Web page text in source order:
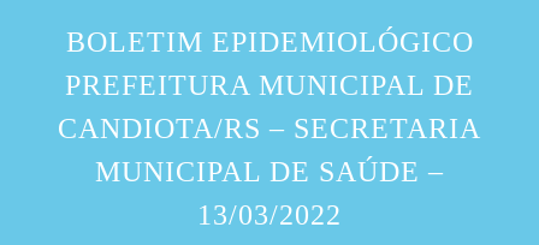
BOLETIM EPIDEMIOLÓGICO
PREFEITURA MUNICIPAL DE
CANDIOTA/RS – SECRETARIA
MUNICIPAL DE SAÚDE –
13/03/2022